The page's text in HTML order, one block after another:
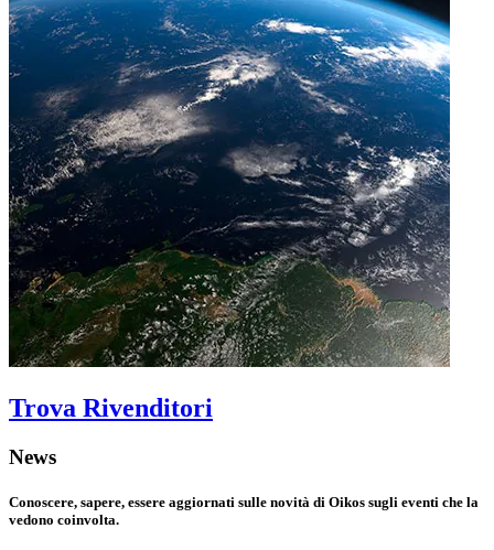
Trova Rivenditori
News
Conoscere, sapere, essere aggiornati sulle novità di Oikos sugli eventi che la
vedono coinvolta.